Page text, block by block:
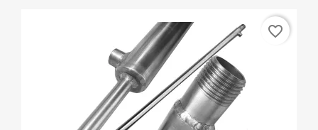
favorite_border